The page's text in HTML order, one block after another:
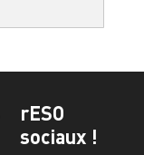
rESO
sociaux !